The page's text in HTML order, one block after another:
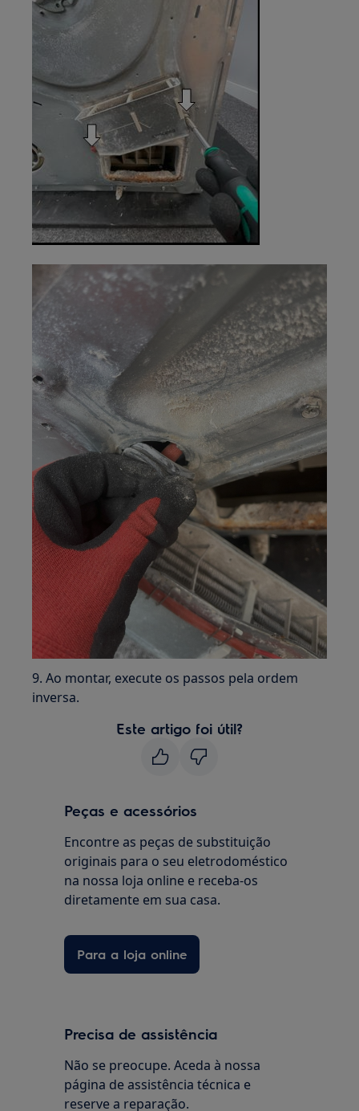
9. Ao montar, execute os passos pela ordem
inversa.
Este artigo foi útil?
Peças e acessórios
Encontre as peças de substituição
originais para o seu eletrodoméstico
na nossa loja online e receba-os
diretamente em sua casa.
Para a loja online
Precisa de assistência
Não se preocupe. Aceda à nossa
página de assistência técnica e
reserve a reparação.